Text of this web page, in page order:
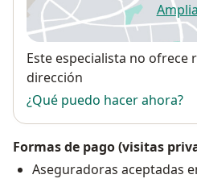
se
Disponibilidad
Este especialista no ofrece
dirección
¿Qué puedo hacer ahora?
Formas de pago (visitas
Aseguradoras aceptadas